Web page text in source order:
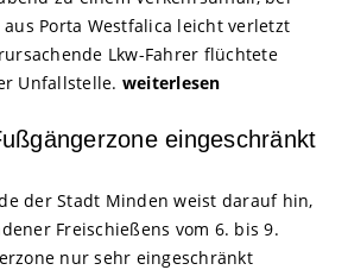
Porta Westfalica leicht verletzt
Lkw-Fahrer flüchtete
Unfallstelle. weiterlesen
eingeschränkt
der Stadt Minden weist darauf hin,
Freischießens vom 6. bis 9.
nur sehr eingeschränkt